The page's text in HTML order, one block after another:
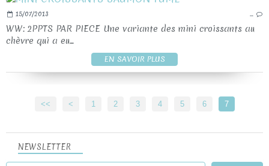
15/07/2013 …
WW: 2PPTS PAR PIECE Une variante des mini croissants au
chèvre qui a eu...
EN SAVOIR PLUS
<< < 1 2 3 4 5 6 7
NEWSLETTER